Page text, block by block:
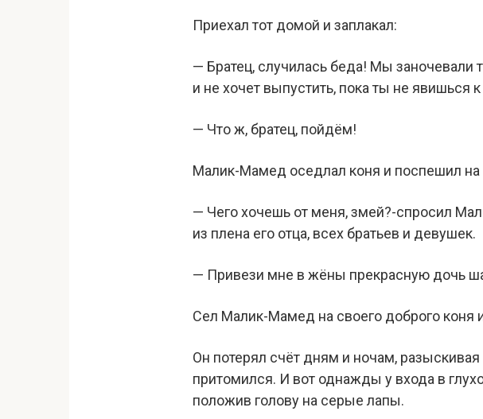
Приехал тот домой и заплакал:
— Братец, случилась беда! Мы заночевали
и не хочет выпустить, пока ты не явишься
— Что ж, братец, пойдём!
Малик-Мамед оседлал коня и поспешил
— Чего хочешь от меня, змей?-спросил
из плена его отца, всех братьев и девушек.
— Привези мне в жёны прекрасную дочь
Сел Малик-Мамед на своего доброго коня
Он потерял счёт дням и ночам,
притомился. И вот однажды у входа в
положив голову на серые лапы.